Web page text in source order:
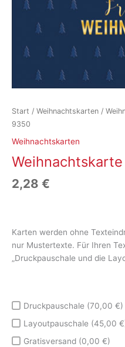
Start / Weihnachtskarten /
9350
Weihnachtskarten
2,28 €
Karten werden ohne
nur Mustertexte. Für Ihren
„Druckpauschale und die
Druckpauschale (70,00 €)
Layoutpauschale (45,00
Gratisversand (0,00 €)